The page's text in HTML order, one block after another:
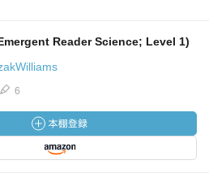
Reader Science; Level 1)
6